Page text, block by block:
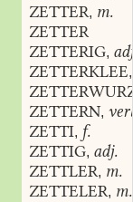
ZETTER, m.
ZETTER
ZETTERIG, adj.
ZETTERKLEE,
ZETTERWURZ
ZETTERN, verb.
ZETTI, f.
ZETTIG, adj.
ZETTLER, m.
ZETTELER, m.